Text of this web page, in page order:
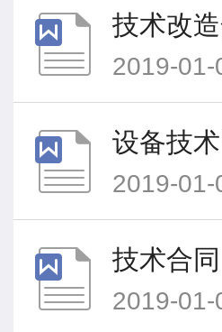
技术改
2019-
设备技
2019-
技术合
2019-